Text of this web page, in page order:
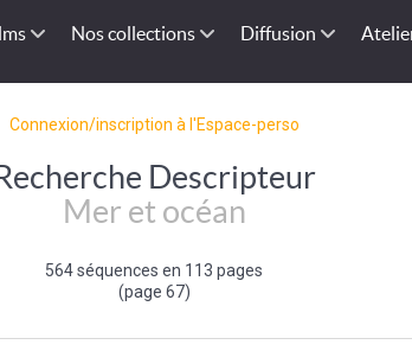
Nos collections Diffusion
Connexion/inscription à l'Espace-perso
Recherche Descripteur
Mer et océan
564 séquences en 113 pages
(page 67)